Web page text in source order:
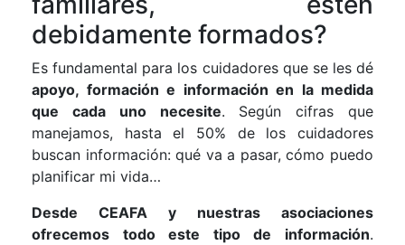
debidamente formados?
Es fundamental para los cuidadores que se les dé
apoyo, formación e información en la medida
que cada uno necesite. Según cifras que
manejamos, hasta el 50% de los cuidadores
buscan información: qué va a pasar, cómo puedo
planificar mi vida…
Desde CEAFA y nuestras asociaciones
ofrecemos todo este tipo de información.